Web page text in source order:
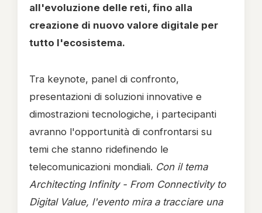
all'evoluzione delle reti, fino alla
creazione di nuovo valore digitale per
tutto l'ecosistema.
Tra keynote, panel di confronto,
presentazioni di soluzioni innovative e
dimostrazioni tecnologiche, i partecipanti
avranno l'opportunità di confrontarsi su
temi che stanno ridefinendo le
telecomunicazioni mondiali. Con il tema
Architecting Infinity - From Connectivity to
Digital Value, l'evento mira a tracciare una